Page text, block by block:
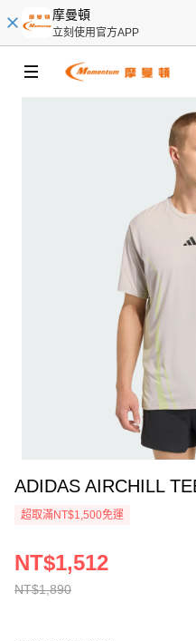
摩曼頓
立刻使用官方APP
ADIDAS AIRCHILL
超取滿NT$1,500免運
NT$1,890
NT$1,512